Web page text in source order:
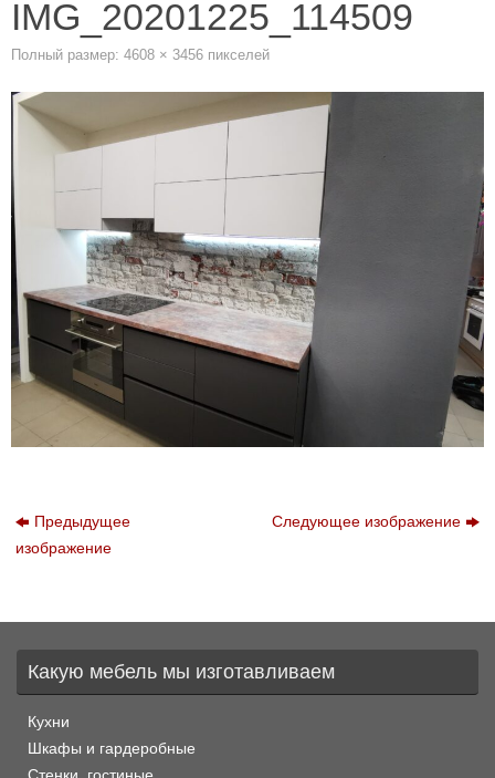
IMG_20201225_114509
Полный размер: 4608 × 3456 пикселей
Предыдущее
изображение
Следующее изображение
Какую мебель мы изготавливаем
Кухни
Шкафы и гардеробные